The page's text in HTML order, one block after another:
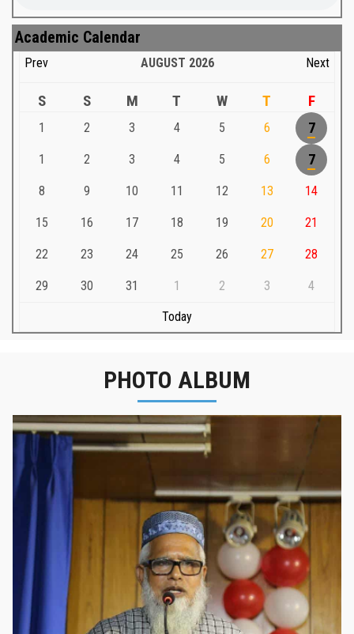
Academic Calendar
Prev AUGUST 2026 Next
S S M T W T F
1 2 3 4 5 6 7
1 2 3 4 5 6 7
8 9 10 11 12 13 14
15 16 17 18 19 20 21
22 23 24 25 26 27 28
29 30 31 1 2 3 4
Today
PHOTO ALBUM
নবীনবরণ - ২০২৫